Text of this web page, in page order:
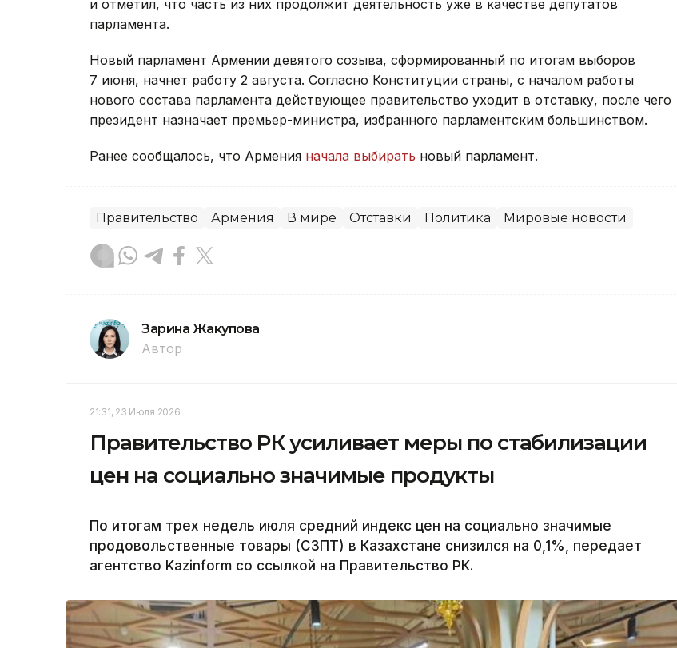
и отметил, что часть из них продолжит деятельность уже в качестве депутатов
парламента.
Новый парламент Армении девятого созыва, сформированный по итогам выборов
7 июня, начнет работу 2 августа. Согласно Конституции страны, с началом работы
нового состава парламента действующее правительство уходит в отставку, после чего
президент назначает премьер-министра, избранного парламентским большинством.
Ранее сообщалось, что Армения начала выбирать новый парламент.
Правительство Армения В мире Отставки Политика Мировые новости
Зарина Жакупова
Автор
21:31, 23 Июля 2026
Правительство РК усиливает меры по стабилизации
цен на социально значимые продукты
По итогам трех недель июля средний индекс цен на социально значимые
продовольственные товары (СЗПТ) в Казахстане снизился на 0,1%, передает
агентство Kazinform со ссылкой на Правительство РК.